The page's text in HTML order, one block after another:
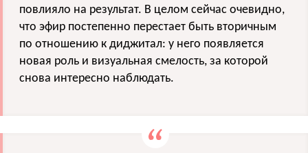
повлияло на результат. В целом сейчас очевидно,
что эфир постепенно перестает быть вторичным
по отношению к диджитал: у него появляется
новая роль и визуальная смелость, за которой
снова интересно наблюдать.